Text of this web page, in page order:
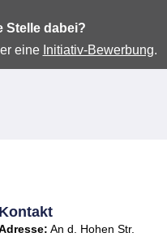
Stelle dabei?
eine Initiativ-Bewerbung.
Kontakt
An d. Hohen Str.